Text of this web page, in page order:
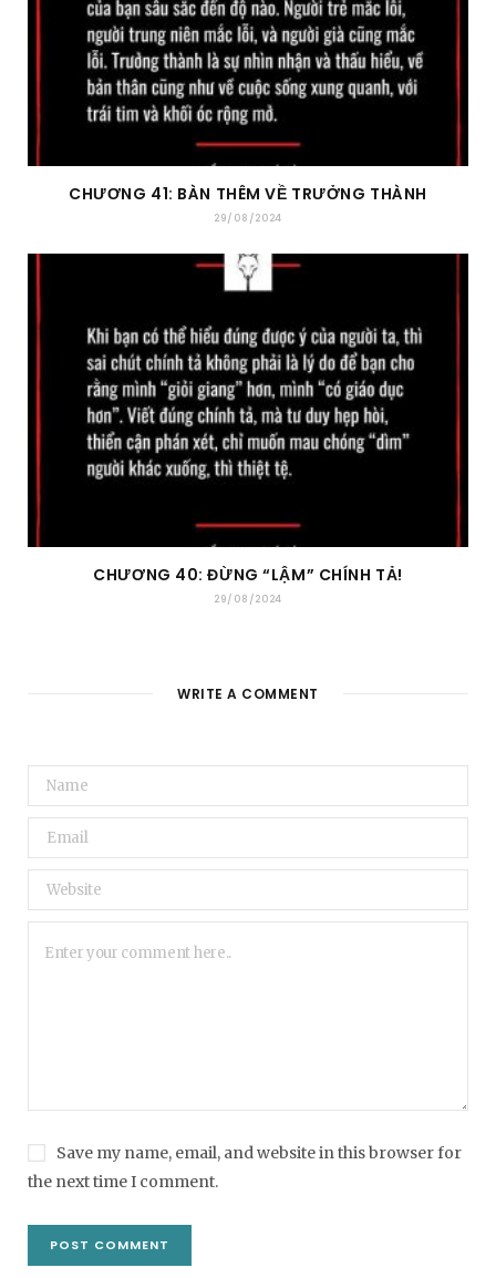
CHƯƠNG 41: BÀN THÊM VỀ TRƯỞNG THÀNH
29/08/2024
CHƯƠNG 40: ĐỪNG “LẬM” CHÍNH TẢ!
29/08/2024
WRITE A COMMENT
Save my name, email, and website in this browser for
the next time I comment.